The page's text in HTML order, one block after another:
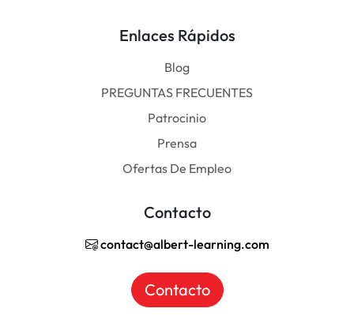
Enlaces Rápidos
Blog
PREGUNTAS FRECUENTES
Patrocinio
Prensa
Ofertas De Empleo
Contacto
contact@albert-learning.com
Contacto